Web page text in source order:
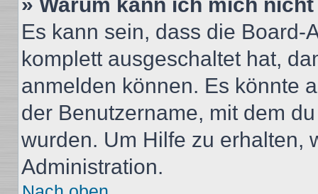
Es kann sein, dass die
komplett ausgeschaltet hat,
anmelden können. Es könnte
der Benutzername, mit dem
wurden. Um Hilfe zu erhalten,
Administration.